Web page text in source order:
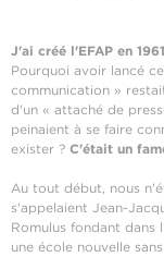
J'ai créé l'EFAP en
Pourquoi avoir lancé
communication »
d'un « attaché de
peinaient à se faire
exister ? C'était un
Au tout début, nous
s'appelaient Jean-
Romulus fondant dans
une école nouvelle